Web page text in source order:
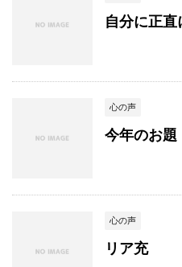
自分に正
心の声
今年のお題
心の声
リア充